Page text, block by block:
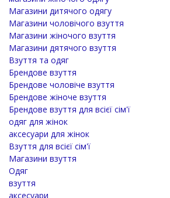
Магазини дитячого одягу
Магазини чоловічого взуття
Магазини жіночого взуття
Магазини дятячого взуття
Взуття та одяг
Брендове взуття
Брендове чоловіче взуття
Брендове жіноче взуття
Брендове взуття для всієї сім'ї
одяг для жінок
аксесуари для жінок
Взуття для всієї сім'ї
Магазини взуття
Одяг
взуття
аксесуари